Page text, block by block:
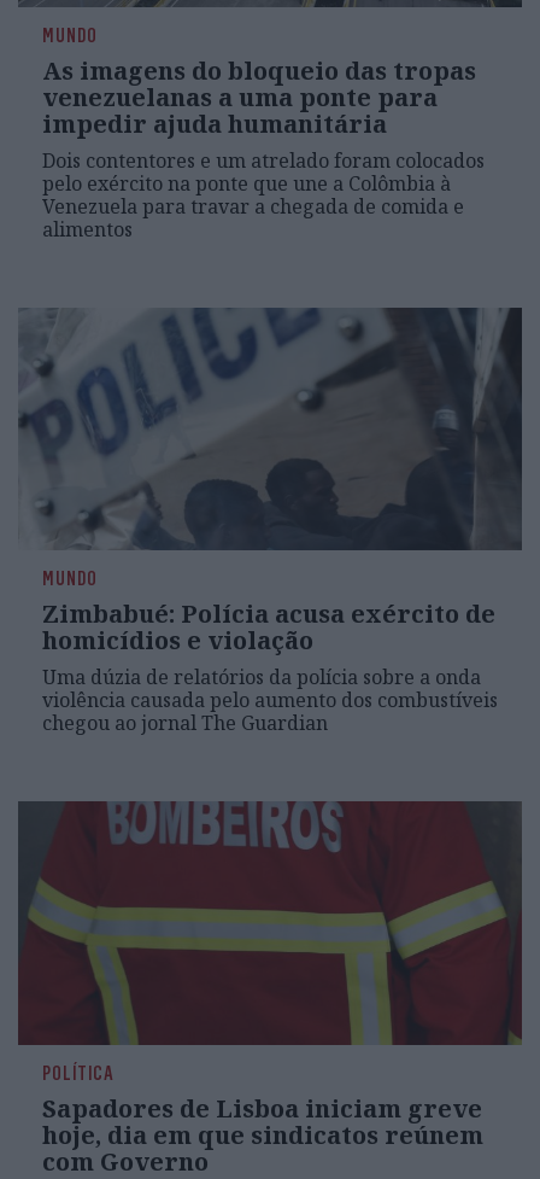
MUNDO
As imagens do bloqueio das tropas
venezuelanas a uma ponte para
impedir ajuda humanitária
Dois contentores e um atrelado foram colocados
pelo exército na ponte que une a Colômbia à
Venezuela para travar a chegada de comida e
alimentos
MUNDO
Zimbabué: Polícia acusa exército de
homicídios e violação
Uma dúzia de relatórios da polícia sobre a onda
violência causada pelo aumento dos combustíveis
chegou ao jornal The Guardian
POLÍTICA
Sapadores de Lisboa iniciam greve
hoje, dia em que sindicatos reúnem
com Governo